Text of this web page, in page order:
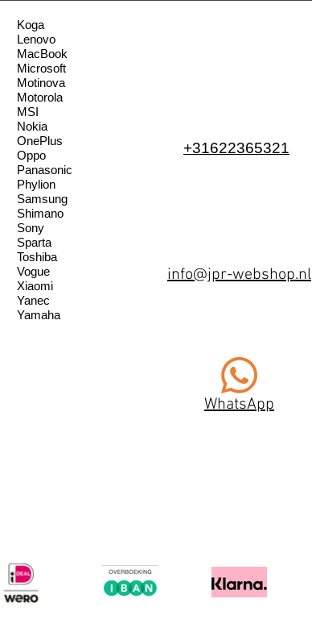
Koga
Lenovo
MacBook
Microsoft
Motinova
Motorola
MSI
Nokia
OnePlus
Oppo
Panasonic
Phylion
Samsung
Shimano
Sony
Sparta
Toshiba
Vogue
Xiaomi
Yanec
Yamaha
+31622365321
info@jpr-webshop.nl
WhatsApp